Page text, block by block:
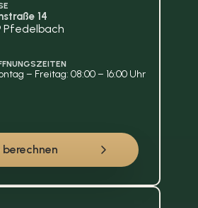
berechnen
14
Pfedelbach
– Freitag: 08:00 – 16:00 Uhr